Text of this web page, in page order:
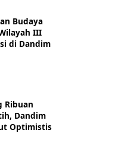
Budaya
III
di Dandim
Ribuan
Dandim
Optimistis